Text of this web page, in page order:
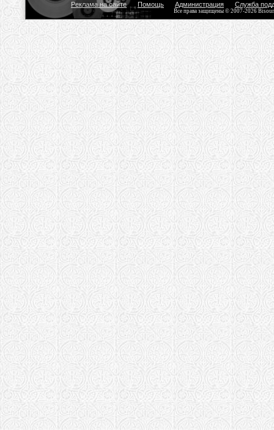
Реклама на сайте Помощь Администрация Служба
Все права защищены © 2007-2026